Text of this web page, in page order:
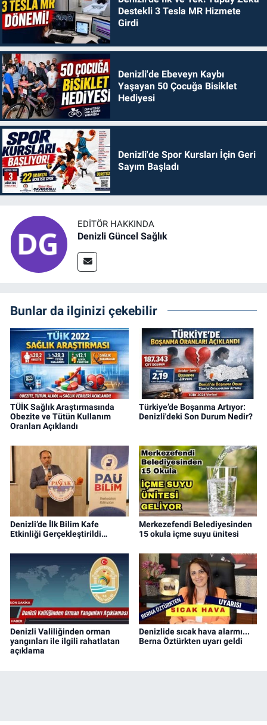
Destekli 3 Tesla MR Hizmete
Girdi
Denizli'de Ebeveyn Kaybı
Yaşayan 50 Çocuğa Bisiklet
Hediyesi
Denizli'de Spor Kursları İçin Geri
Sayım Başladı
EDITÖR HAKKINDA
Denizli Güncel Sağlık
Bunlar da ilginizi çekebilir
TÜİK Sağlık Araştırmasında
Obezite ve Tütün Kullanım
Oranları Açıklandı
Türkiye’de Boşanma Artıyor:
Denizli'deki Son Durum Nedir?
Denizli’de İlk Bilim Kafe
Etkinliği Gerçekleştirildi…
Merkezefendi Belediyesinden
15 okula içme suyu ünitesi
Denizli Valiliğinden orman
yangınları ile ilgili rahatlatan
açıklama
Denizlide sıcak hava alarmı...
Berna Öztürkten uyarı geldi